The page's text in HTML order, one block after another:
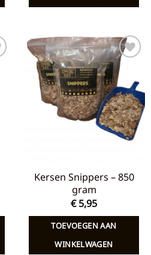
Toevoegen
aan
verlanglijst
Kersen Snippers – 850
gram
€5,95
TOEVOEGEN AAN
WINKELWAGEN